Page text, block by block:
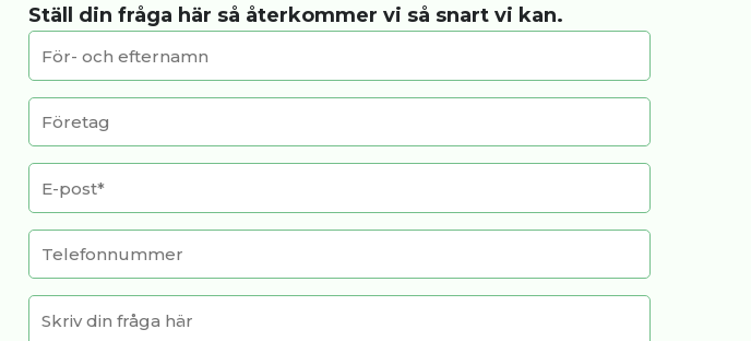
Ställ din fråga här så återkommer vi så snart vi kan.